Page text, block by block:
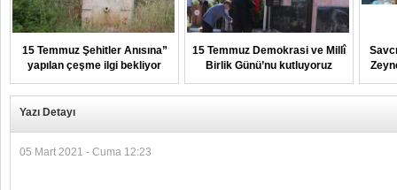
15 Temmuz Şehitler Anısına”
yapılan çeşme ilgi bekliyor
15 Temmuz Demokrasi ve Millî
Birlik Günü’nu kutluyoruz
Yazı Detayı
05 Mart 2021 - Cuma 12:23